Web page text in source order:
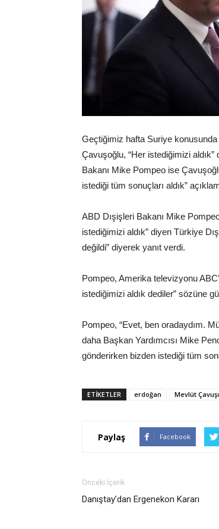
Geçtiğimiz hafta Suriye
Çavuşoğlu, “Her istediğimizi
Bakanı Mike Pompeo ise
istediği tüm sonuçları aldık”
ABD Dışişleri Bakanı Mike
istediğimizi aldık” diyen Türkiye
değildi” diyerek yanıt verdi.
Pompeo, Amerika televizyonu
istediğimizi aldık dediler” sözüne
Pompeo, “Evet, ben oradaydım.
daha Başkan Yardımcısı Mike
gönderirken bizden istediği tüm
ETIKETLER erdoğan Mevlüt
Paylaş Facebook
Önceki İçerik
Danıştay’dan Ergenekon Kararı